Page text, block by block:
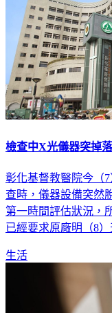
檢查中X光儀器突掉
彰化基督教醫院今（
查時，儀器設備突然
第一時間評估狀況，
已經要求原廠明（8
生活